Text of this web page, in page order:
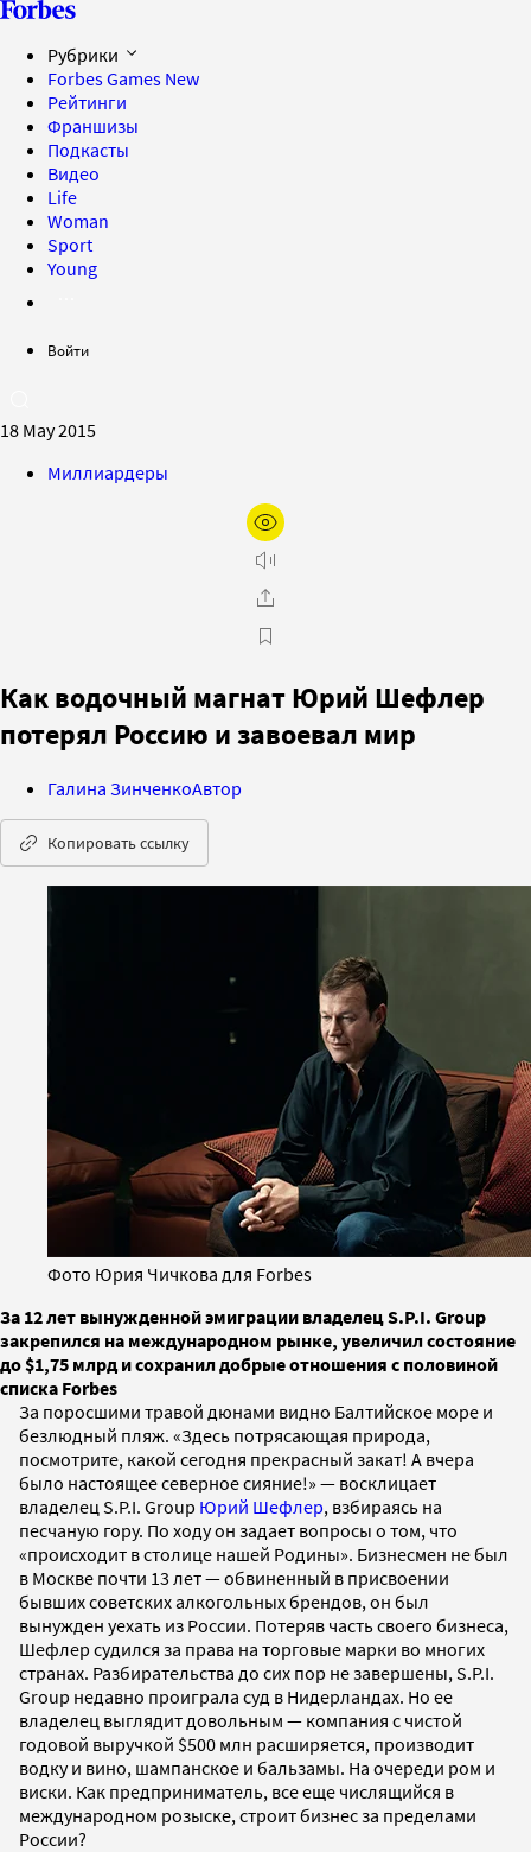
Рубрики
Forbes Games New
Рейтинги
Франшизы
Подкасты
Видео
Life
Woman
Sport
Young
Войти
18 May 2015
Миллиардеры
Как водочный магнат Юрий Шефлер
потерял Россию и завоевал мир
Галина ЗинченкоАвтор
Копировать ссылку
Фото Юрия Чичкова для Forbes
За 12 лет вынужденной эмиграции владелец S.P.I. Group
закрепился на международном рынке, увеличил состояние
до $1,75 млрд и сохранил добрые отношения с половиной
списка Forbes
За поросшими травой дюнами видно Балтийское море и
безлюдный пляж. «Здесь потрясающая природа,
посмотрите, какой сегодня прекрасный закат! А вчера
было настоящее северное сияние!» — восклицает
владелец S.P.I. Group Юрий Шефлер, взбираясь на
песчаную гору. По ходу он задает вопросы о том, что
«происходит в столице нашей Родины». Бизнесмен не был
в Москве почти 13 лет — обвиненный в присвоении
бывших советских алкогольных брендов, он был
вынужден уехать из России. Потеряв часть своего бизнеса,
Шефлер судился за права на торговые марки во многих
странах. Разбирательства до сих пор не завершены, S.P.I.
Group недавно проиграла суд в Нидерландах. Но ее
владелец выглядит довольным — компания c чистой
годовой выручкой $500 млн расширяется, производит
водку и вино, шампанское и бальзамы. На очереди ром и
виски. Как предприниматель, все еще числящийся в
международном розыске, строит бизнес за пределами
России?